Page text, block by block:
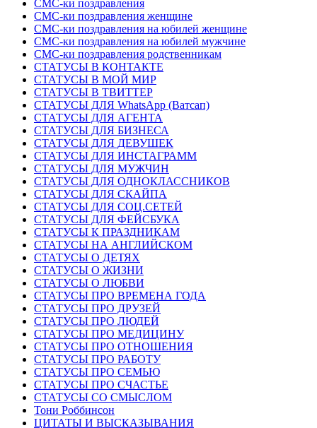
СМС-ки поздравления
СМС-ки поздравления женщине
СМС-ки поздравления на юбилей женщине
СМС-ки поздравления на юбилей мужчине
СМС-ки поздравления родственникам
СТАТУСЫ В КОНТАКТЕ
СТАТУСЫ В МОЙ МИР
СТАТУСЫ В ТВИТТЕР
СТАТУСЫ ДЛЯ WhatsApp (Ватсап)
СТАТУСЫ ДЛЯ АГЕНТА
СТАТУСЫ ДЛЯ БИЗНЕСА
СТАТУСЫ ДЛЯ ДЕВУШЕК
СТАТУСЫ ДЛЯ ИНСТАГРАММ
СТАТУСЫ ДЛЯ МУЖЧИН
СТАТУСЫ ДЛЯ ОДНОКЛАССНИКОВ
СТАТУСЫ ДЛЯ СКАЙПА
СТАТУСЫ ДЛЯ СОЦ.СЕТЕЙ
СТАТУСЫ ДЛЯ ФЕЙСБУКА
СТАТУСЫ К ПРАЗДНИКАМ
СТАТУСЫ НА АНГЛИЙСКОМ
СТАТУСЫ О ДЕТЯХ
СТАТУСЫ О ЖИЗНИ
СТАТУСЫ О ЛЮБВИ
СТАТУСЫ ПРО ВРЕМЕНА ГОДА
СТАТУСЫ ПРО ДРУЗЕЙ
СТАТУСЫ ПРО ЛЮДЕЙ
СТАТУСЫ ПРО МЕДИЦИНУ
СТАТУСЫ ПРО ОТНОШЕНИЯ
СТАТУСЫ ПРО РАБОТУ
СТАТУСЫ ПРО СЕМЬЮ
СТАТУСЫ ПРО СЧАСТЬЕ
СТАТУСЫ СО СМЫСЛОМ
Тони Роббинсон
ЦИТАТЫ И ВЫСКАЗЫВАНИЯ